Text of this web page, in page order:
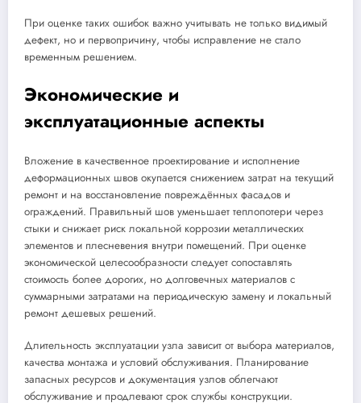
При оценке таких ошибок важно учитывать не только видимый
дефект, но и первопричину, чтобы исправление не стало
временным решением.
Экономические и
эксплуатационные аспекты
Вложение в качественное проектирование и исполнение
деформационных швов окупается снижением затрат на текущий
ремонт и на восстановление повреждённых фасадов и
ограждений. Правильный шов уменьшает теплопотери через
стыки и снижает риск локальной коррозии металлических
элементов и плесневения внутри помещений. При оценке
экономической целесообразности следует сопоставлять
стоимость более дорогих, но долговечных материалов с
суммарными затратами на периодическую замену и локальный
ремонт дешевых решений.
Длительность эксплуатации узла зависит от выбора материалов,
качества монтажа и условий обслуживания. Планирование
запасных ресурсов и документация узлов облегчают
обслуживание и продлевают срок службы конструкции.